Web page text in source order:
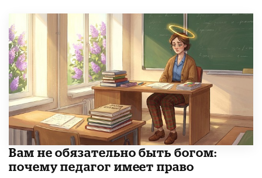
​Вам не обязательно быть богом:
почему педагог имеет право